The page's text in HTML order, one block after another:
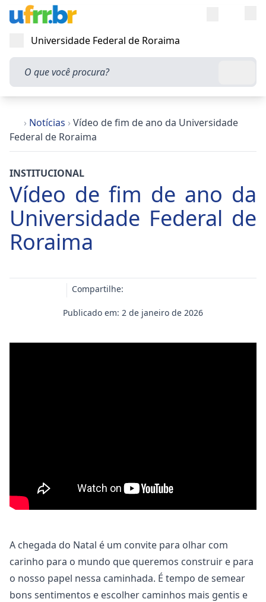
Abrir menu
Universidade Federal de Roraima
O que você procura?
› Notícias › Vídeo de fim de ano da Universidade
Federal de Roraima
INSTITUCIONAL
Vídeo de fim de ano da
Universidade Federal de
Roraima
Publicado em: 2 de janeiro de 2026
Compartilhe:
A chegada do Natal é um convite para olhar com
carinho para o mundo que queremos construir e para
o nosso papel nessa caminhada. É tempo de semear
bons sentimentos e escolher caminhos mais gentis e